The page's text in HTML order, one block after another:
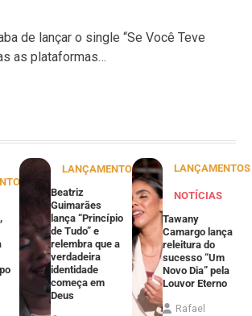
de lançar o single “Se Você Teve
as plataformas…
LANÇAMENTOS
Beatriz
Guimarães
lança “Princípio
de Tudo” e
relembra que a
verdadeira
identidade
começa em
Deus
LANÇAMENTOS
NOTÍCIAS
Tawany
Camargo lança
releitura do
sucesso “Um
Novo Dia” pela
Louvor Eterno
Rafael